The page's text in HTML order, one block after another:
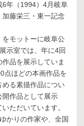
6年（1994）4月岐阜
藤栄三・東一記念
モットーに岐阜公
示室では、年に4回
品を展示していま
点ほどの本画作品を
る素描作品につい
開作品として展示
ただいています。
かりの作家や、全国